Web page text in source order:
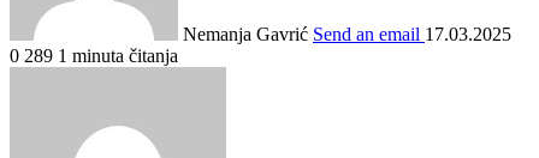
Nemanja Gavrić Send an email 17.03.2025
0 289 1 minuta čitanja